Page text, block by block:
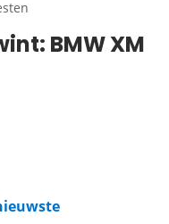
BMW XM